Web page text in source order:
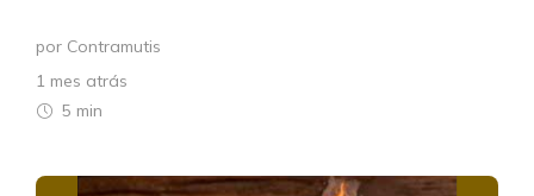
por Contramutis
1 mes atrás
5 min